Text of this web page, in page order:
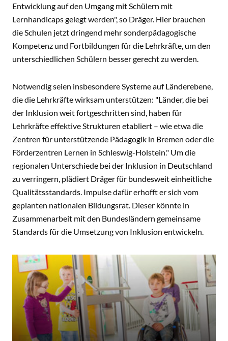
Entwicklung auf den Umgang mit Schülern mit
Lernhandicaps gelegt werden", so Dräger. Hier brauchen
die Schulen jetzt dringend mehr sonderpädagogische
Kompetenz und Fortbildungen für die Lehrkräfte, um den
unterschiedlichen Schülern besser gerecht zu werden.
Notwendig seien insbesondere Systeme auf Länderebene,
die die Lehrkräfte wirksam unterstützen: "Länder, die bei
der Inklusion weit fortgeschritten sind, haben für
Lehrkräfte effektive Strukturen etabliert – wie etwa die
Zentren für unterstützende Pädagogik in Bremen oder die
Förderzentren Lernen in Schleswig-Holstein." Um die
regionalen Unterschiede bei der Inklusion in Deutschland
zu verringern, plädiert Dräger für bundesweit einheitliche
Qualitätsstandards. Impulse dafür erhofft er sich vom
geplanten nationalen Bildungsrat. Dieser könnte in
Zusammenarbeit mit den Bundesländern gemeinsame
Standards für die Umsetzung von Inklusion entwickeln.